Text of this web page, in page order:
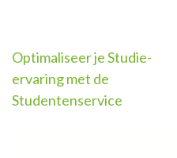
Berichtnavigatie
Optimaliseer je Studie-
ervaring met de
Studentenservice